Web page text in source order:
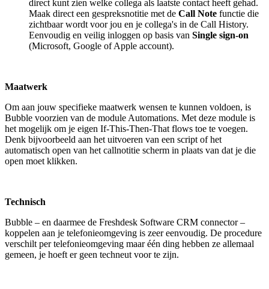
direct kunt zien welke collega als laatste contact heeft gehad.
Maak direct een gespreksnotitie met de Call Note functie die
zichtbaar wordt voor jou en je collega's in de Call History.
Eenvoudig en veilig inloggen op basis van Single sign-on
(Microsoft, Google of Apple account).
Maatwerk
Om aan jouw specifieke maatwerk wensen te kunnen voldoen, is
Bubble voorzien van de module Automations. Met deze module is
het mogelijk om je eigen If-This-Then-That flows toe te voegen.
Denk bijvoorbeeld aan het uitvoeren van een script of het
automatisch open van het callnotitie scherm in plaats van dat je die
open moet klikken.
Technisch
Bubble – en daarmee de Freshdesk Software CRM connector –
koppelen aan je telefonieomgeving is zeer eenvoudig. De procedure
verschilt per telefonieomgeving maar één ding hebben ze allemaal
gemeen, je hoeft er geen techneut voor te zijn.